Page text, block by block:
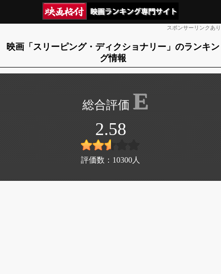
スポンサーリンクあり
映画「スリーピング・ディクショナリー」のランキン
グ情報
E
2.58
評価数： 10300 人